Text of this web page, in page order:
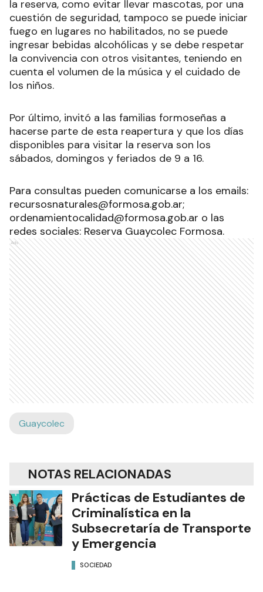
la reserva, como evitar llevar mascotas, por una
cuestión de seguridad, tampoco se puede iniciar
fuego en lugares no habilitados, no se puede
ingresar bebidas alcohólicas y se debe respetar
la convivencia con otros visitantes, teniendo en
cuenta el volumen de la música y el cuidado de
los niños.
Por último, invitó a las familias formoseñas a
hacerse parte de esta reapertura y que los días
disponibles para visitar la reserva son los
sábados, domingos y feriados de 9 a 16.
Para consultas pueden comunicarse a los emails:
recursosnaturales@formosa.gob.ar;
ordenamientocalidad@formosa.gob.ar o las
redes sociales: Reserva Guaycolec Formosa.
Ads
Guaycolec
NOTAS RELACIONADAS
Prácticas de Estudiantes de
Criminalística en la
Subsecretaría de Transporte
y Emergencia
SOCIEDAD